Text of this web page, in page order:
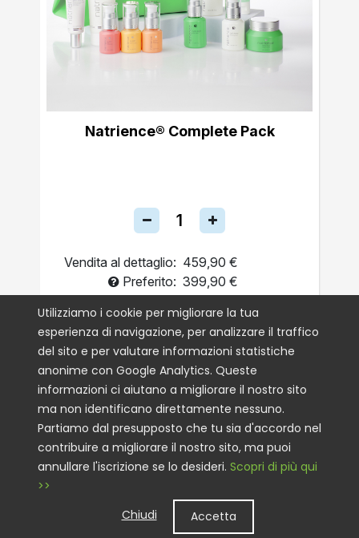
Natrience® Complete Pack
Vendita al dettaglio: 459,90 €
Preferito: 399,90 €
Una Tantum
Autoship
AGGIUNGI AL CARRELLO
Utilizziamo i cookie per migliorare la tua
esperienza di navigazione, per analizzare il traffico
del sito e per valutare informazioni statistiche
anonime con Google Analytics. Queste
informazioni ci aiutano a migliorare il nostro sito
ma non identificano direttamente nessuno.
Partiamo dal presupposto che tu sia d'accordo nel
contribuire a migliorare il nostro sito, ma puoi
annullare l'iscrizione se lo desideri. Scopri di più qui
>>
Chiudi
Accetta